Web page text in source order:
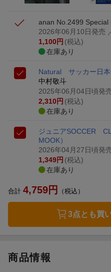
anan No.2499 Special
2026年06月10日発売
1,100円 (税込)
在庫あり
Natural サッカー日本
中村敬斗
2025年06月04日頃発
2,310円 (税込)
在庫あり
ジュニアSOCCER
MOOK）
2026年04月27日頃発
1,349円 (税込)
在庫あり
合計 4,759円 （税込）
3点とも買
商品情報